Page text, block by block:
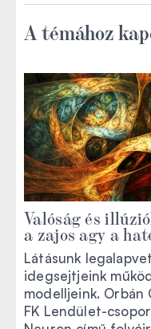
A témához
Valóság és
a zajos agy a
Látásunk
idegsejtjeink
modelljeink. Orbán
FK Lendület-